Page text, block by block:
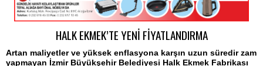
HALK EKMEK’TE YENİ FİYATLANDIRMA
Artan maliyetler ve yüksek enflasyona karşın uzun süredir zam
yapmayan İzmir Büyükşehir Belediyesi Halk Ekmek Fabrikası